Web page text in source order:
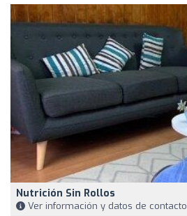
Nutrición Sin Rollos
Ver información y datos de contacto